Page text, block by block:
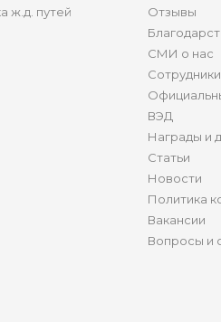
ж.д. путей
Отзывы
СМИ о нас
Сотрудники
ВЭД
Награды и
Статьи
Новости
Политика
Вакансии
Вопросы и